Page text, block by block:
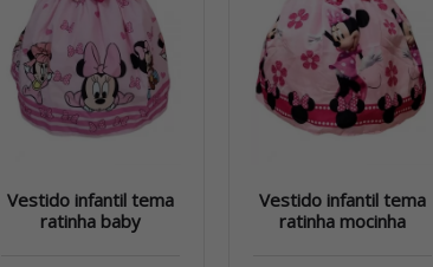
Vestido infantil tema
ratinha baby
Vestido infantil tema
ratinha mocinha